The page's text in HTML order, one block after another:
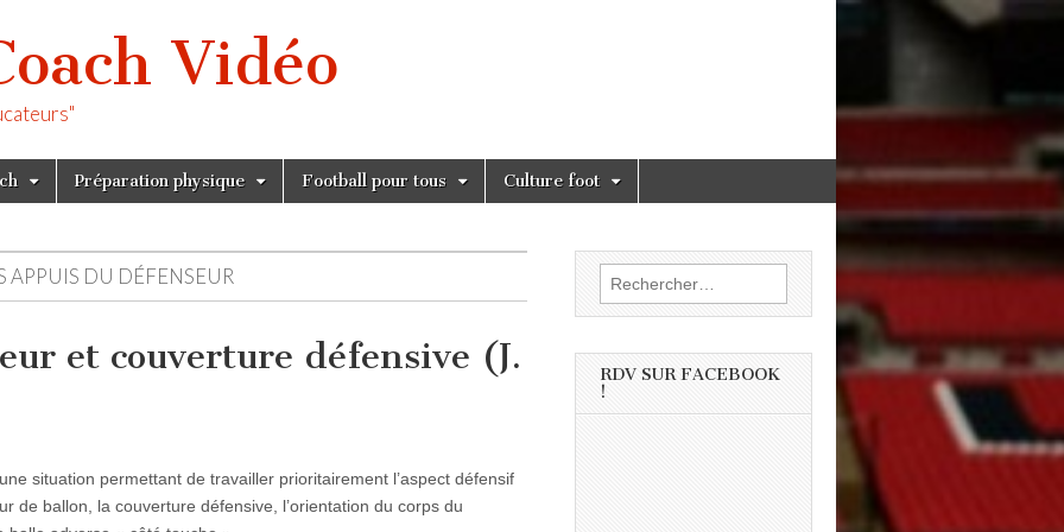
Vidéo
Préparation physique Football pour tous Culture foot
APPUIS DU DÉFENSEUR
et couverture défensive (J.
situation permettant de travailler prioritairement l’aspect défensif
de ballon, la couverture défensive, l’orientation du corps du
Rechercher :
RDV SUR FACEBOOK
!